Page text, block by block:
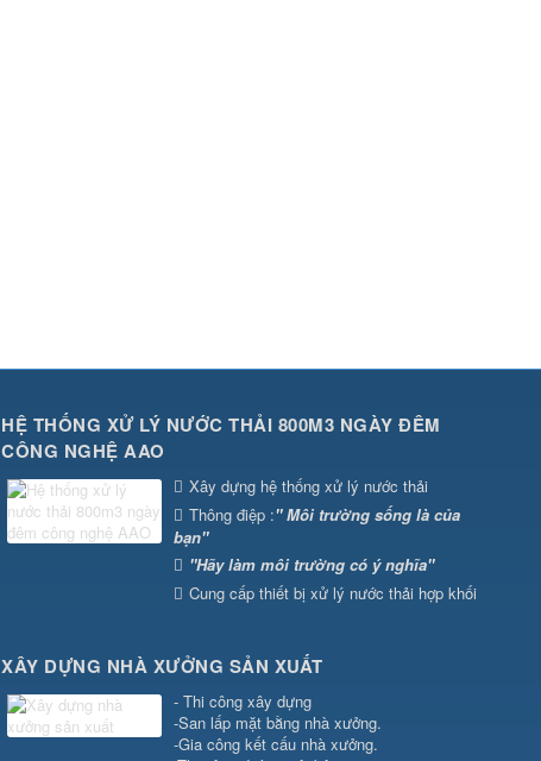
HỆ THỐNG XỬ LÝ NƯỚC THẢI 800M3 NGÀY ĐÊM
CÔNG NGHỆ AAO
Xây dựng hệ thống xử lý nước thải
Thông điệp :" Môi trường sống là của
bạn"
"Hãy làm môi trường có ý nghĩa"
Cung cấp thiết bị xử lý nước thải hợp khối
XÂY DỰNG NHÀ XƯỞNG SẢN XUẤT
- Thi công xây dựng
-San lấp mặt bằng nhà xưởng.
-Gia công kết cấu nhà xưởng.